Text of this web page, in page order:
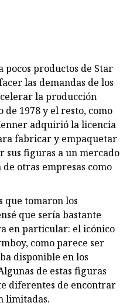
pocos productos de Star
las demandas de los
la producción
1978 y el resto, como
adquirió la licencia
fabricar y empaquetar
sus figuras a un mercado
otras empresas como
que tomaron los
que sería bastante
en particular: el icónico
como parece ser
disponible en los
de estas figuras
diferentes de encontrar
limitadas.